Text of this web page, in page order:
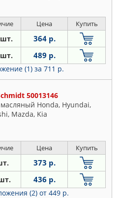
Цена Купить
364 р.
489 р.
(1) за 711 р.
50013146
Honda, Hyundai,
Mazda, Kia
Цена Купить
373 р.
436 р.
(2) от 449 р.